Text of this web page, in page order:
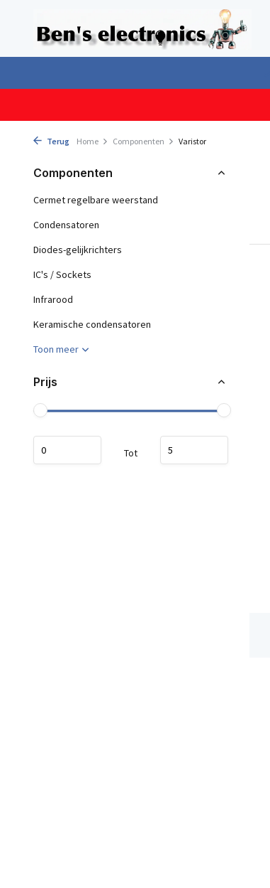
Terug Home Componenten Varistor
Componenten
Cermet regelbare weerstand
Condensatoren
Diodes-gelijkrichters
IC's / Sockets
Infrarood
Keramische condensatoren
Toon meer
Prijs
Tot